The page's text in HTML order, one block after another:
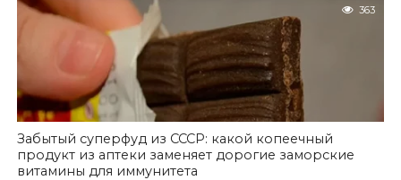
363
Забытый суперфуд из СССР: какой копеечный
продукт из аптеки заменяет дорогие заморские
витамины для иммунитета